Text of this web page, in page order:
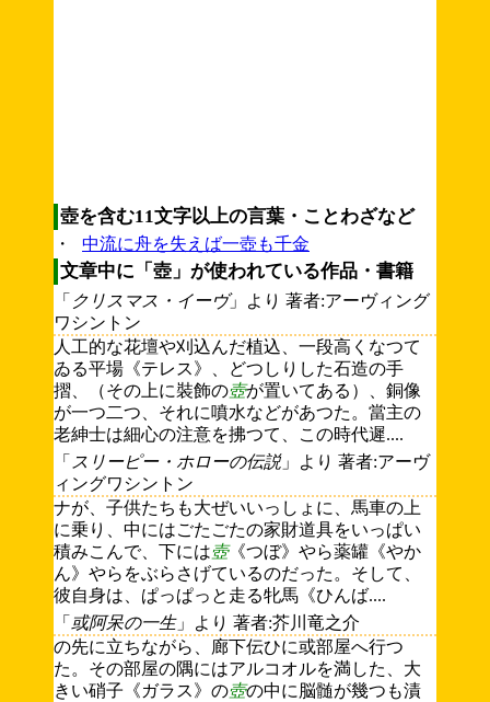
壺を含む11文字以上の言葉・ことわざなど
・ 中流に舟を失えば一壺も千金
文章中に「壺」が使われている作品・書籍
「 クリスマス・イーヴ」より 著者:アーヴィング
ワシントン
人工的な花壇や刈込んだ植込、一段高くなつて
ゐる平場《テレス》、どつしりした石造の手
摺、（その上に裝飾の壺が置いてある）、銅像
が一つ二つ、それに噴水などがあつた。當主の
老紳士は細心の注意を拂つて、この時代遲....
「 スリーピー・ホローの伝説 」より 著者:アーヴ
ィングワシントン
ナが、子供たちも大ぜいいっしょに、馬車の上
に乗り、中にはごたごたの家財道具をいっぱい
積みこんで、下には壺《つぼ》やら薬罐《やか
ん》やらをぶらさげているのだった。そして、
彼自身は、ぱっぱっと走る牝馬《ひんば....
「 或阿呆の一生」より 著者:芥川竜之介
の先に立ちながら、廊下伝ひに或部屋へ行つ
た。その部屋の隅にはアルコオルを満した、大
きい硝子《ガラス》の壺の中に脳髄が幾つも漬